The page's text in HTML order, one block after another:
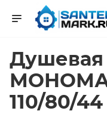
Душевая
110/80/